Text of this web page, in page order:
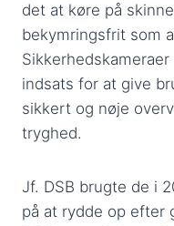
det at køre på
bekymringsfrit som
indsats for at give
sikkert og nøje
tryghed.
Jf. DSB brugte de i
på at rydde op